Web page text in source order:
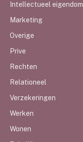
Intellectueel eigendom
Marketing
Overige
Prive
Rechten
Relationeel
Verzekeringen
Werken
Wonen